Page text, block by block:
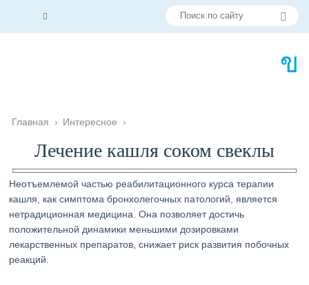
Главная › Интересное ›
Лечение кашля соком свеклы
Неотъемлемой частью реабилитационного курса терапии
кашля, как симптома бронхолегочных патологий, является
нетрадиционная медицина. Она позволяет достичь
положительной динамики меньшими дозировками
лекарственных препаратов, снижает риск развития побочных
реакций.